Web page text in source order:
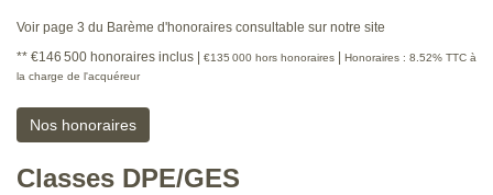
Voir page 3 du Barème d'honoraires consultable sur notre site
** €146 500 honoraires inclus €135 000 hors honoraires
Honoraires : 8.52% TTC à
la charge de l'acquéreur
Nos honoraires
Classes DPE/GES